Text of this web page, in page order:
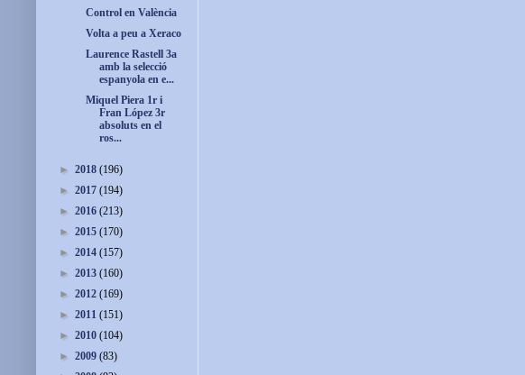
Control en València
Volta a peu a Xeraco
Laurence Rastell 3a
amb la selecció
espanyola en e...
Miquel Piera 1r i
Fran López 3r
absoluts en el
ros...
► 2018 (196)
► 2017 (194)
► 2016 (213)
► 2015 (170)
► 2014 (157)
► 2013 (160)
► 2012 (169)
► 2011 (151)
► 2010 (104)
► 2009 (83)